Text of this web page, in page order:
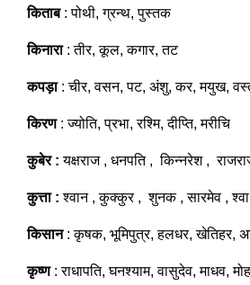
किताब: पोथी, ग्रन्थ, पुस्तक
किनारा: तीर, कूल, कगार, तट
कपड़ा: चीर, वसन, पट, अंशु, कर, मयुख,
किरण: ज्योति, प्रभा, रश्मि, दीप्ति, मरीचि
कुबेर : यक्षराज , धनपति , किन्नरेश ,
कुत्ता : श्वान , कुक्कुर , शुनक , सारमेव , श्वा
किसान: कृषक, भूमिपुत्र, हलधर, खेतिहर,
कृष्ण: राधापति, घनश्याम, वासुदेव, माधव,